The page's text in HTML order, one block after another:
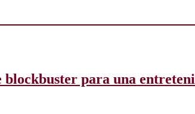
para una